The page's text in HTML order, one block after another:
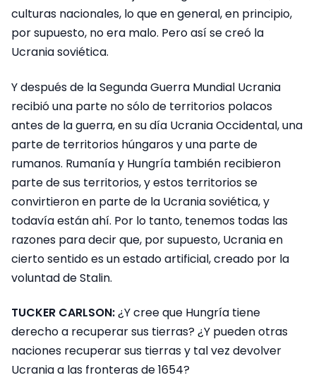
culturas nacionales, lo que en general, en principio,
por supuesto, no era malo. Pero así se creó la
Ucrania soviética.
Y después de la Segunda Guerra Mundial Ucrania
recibió una parte no sólo de territorios polacos
antes de la guerra, en su día Ucrania Occidental, una
parte de territorios húngaros y una parte de
rumanos. Rumanía y Hungría también recibieron
parte de sus territorios, y estos territorios se
convirtieron en parte de la Ucrania soviética, y
todavía están ahí. Por lo tanto, tenemos todas las
razones para decir que, por supuesto, Ucrania en
cierto sentido es un estado artificial, creado por la
voluntad de Stalin.
TUCKER CARLSON:¿Y cree que Hungría tiene
derecho a recuperar sus tierras? ¿Y pueden otras
naciones recuperar sus tierras y tal vez devolver
Ucrania a las fronteras de 1654?